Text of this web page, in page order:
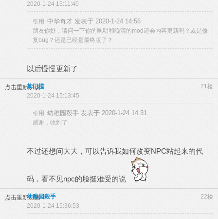
2020-1-24 15:11:40
引用: 中华奇才 发表于 2020-1-24 14:56
朋友你好，请问一下你的晚明和晚清的mod还会内容更新吗？或是修
复bug？还是已经是最终版了？
以后慢慢更新了
点击重新加载 21楼
其门槛
2020-1-24 15:13:45
引用: 幼稚园殺手 发表于 2020-1-24 14:31
感谢，收到了
不过还想问大大，可以告诉我如何改变NPC站起来的代
码，看不见npc的脸挺难受的说
点击重新加载 22楼
幼稚园殺手
2020-1-24 15:36:53